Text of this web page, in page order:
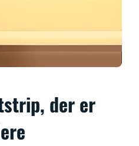
der er